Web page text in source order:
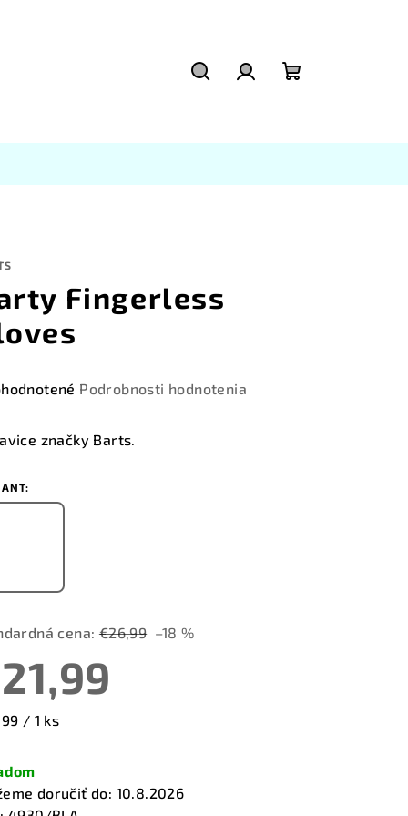
Fingerless
Podrobnosti hodnotenia
značky Barts.
cena: €26,99 –18 %
/ 1 ks
doručiť do: 10.8.2026